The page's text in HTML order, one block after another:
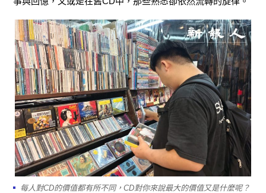
每人對CD的價值都有所不同，CD對你來說最大的價值又是什麼呢？